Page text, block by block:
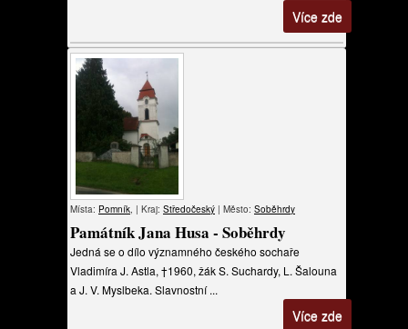
Více zde
Místa: Pomník, | Kraj: Středočeský | Město: Soběhrdy
Památník Jana Husa - Soběhrdy
Jedná se o dílo významného českého sochaře
Vladimíra J. Astla, †1960, žák S. Suchardy, L. Šalouna
a J. V. Myslbeka. Slavnostní ...
Více zde